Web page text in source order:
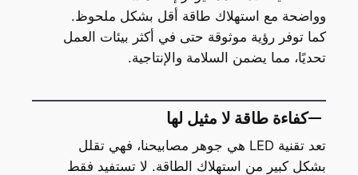
وواضحة مع استهلاك طاقة أقل بشكل ملحوظ.
كما توفر رؤية موثوقة حتى في أكثر بيئات العمل
تحديًا، مما يضمن السلامة والإنتاجية.
كفاءة طاقة لا مثيل لها
تعد تقنية LED هي جوهر مصابيحنا، فهي تقلل
بشكل كبير من استهلاك الطاقة. لا تستفيد فقط